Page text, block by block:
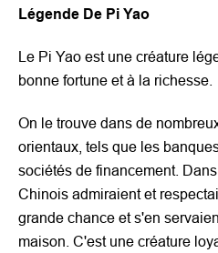
Légende De Pi Yao
Le Pi Yao est une créature
bonne fortune et à la richesse.
On le trouve dans de
orientaux, tels que les
sociétés de financement.
Chinois admiraient et
grande chance et s'en
maison. C'est une créature